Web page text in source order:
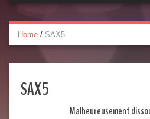
Home / SAX5
SAX5
Malheureusement